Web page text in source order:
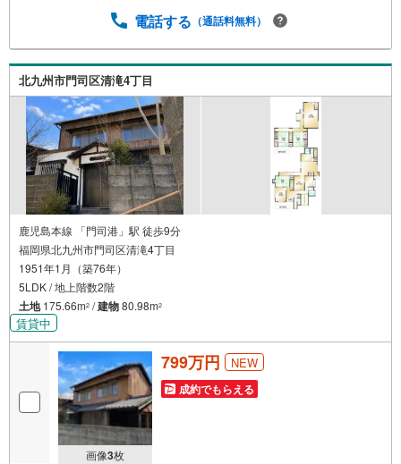
電話する （通話料無料）
北九州市門司区清滝4丁目
鹿児島本線 「門司港」駅 徒歩9分
福岡県北九州市門司区清滝4丁目
1951年1月（築76年）
5LDK / 地上階数2階
土地175.66m2 /建物80.98m2
賃貸中
画像3枚
799万円 NEW
成約でもらえる